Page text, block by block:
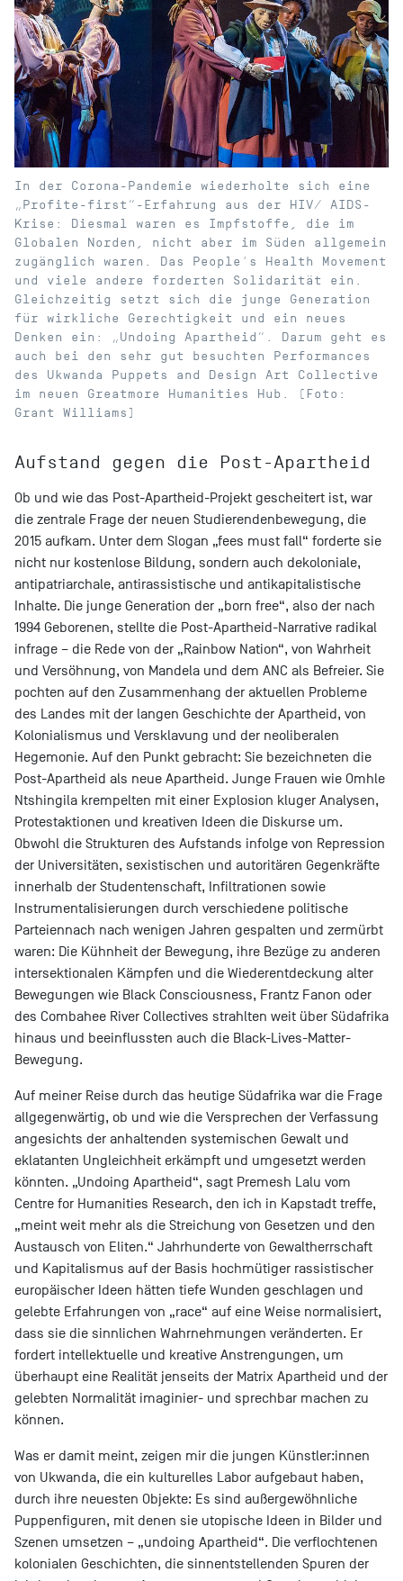
In der Corona-Pandemie wiederholte sich eine
„Profite-first“-Erfahrung aus der HIV/ AIDS-
Krise: Diesmal waren es Impfstoffe, die im
Globalen Norden, nicht aber im Süden allgemein
zugänglich waren. Das People’s Health Movement
und viele andere forderten Solidarität ein.
Gleichzeitig setzt sich die junge Generation
für wirkliche Gerechtigkeit und ein neues
Denken ein: „Undoing Apartheid“. Darum geht es
auch bei den sehr gut besuchten Performances
des Ukwanda Puppets and Design Art Collective
im neuen Greatmore Humanities Hub. (Foto:
Grant Williams)
Aufstand gegen die Post-Apartheid
Ob und wie das Post-Apartheid-Projekt gescheitert ist, war
die zentrale Frage der neuen Studierendenbewegung, die
2015 aufkam. Unter dem Slogan „fees must fall“ forderte sie
nicht nur kostenlose Bildung, sondern auch dekoloniale,
antipatriarchale, antirassistische und antikapitalistische
Inhalte. Die junge Generation der „born free“, also der nach
1994 Geborenen, stellte die Post-Apartheid-Narrative radikal
infrage – die Rede von der „Rainbow Nation“, von Wahrheit
und Versöhnung, von Mandela und dem ANC als Befreier. Sie
pochten auf den Zusammenhang der aktuellen Probleme
des Landes mit der langen Geschichte der Apartheid, von
Kolonialismus und Versklavung und der neoliberalen
Hegemonie. Auf den Punkt gebracht: Sie bezeichneten die
Post-Apartheid als neue Apartheid. Junge Frauen wie Omhle
Ntshingila krempelten mit einer Explosion kluger Analysen,
Protestaktionen und kreativen Ideen die Diskurse um.
Obwohl die Strukturen des Aufstands infolge von Repression
der Universitäten, sexistischen und autoritären Gegenkräfte
innerhalb der Studentenschaft, Infiltrationen sowie
Instrumentalisierungen durch verschiedene politische
Parteiennach nach wenigen Jahren gespalten und zermürbt
waren: Die Kühnheit der Bewegung, ihre Bezüge zu anderen
intersektionalen Kämpfen und die Wiederentdeckung alter
Bewegungen wie Black Consciousness, Frantz Fanon oder
des Combahee River Collectives strahlten weit über Südafrika
hinaus und beeinflussten auch die Black-Lives-Matter-
Bewegung.
Auf meiner Reise durch das heutige Südafrika war die Frage
allgegenwärtig, ob und wie die Versprechen der Verfassung
angesichts der anhaltenden systemischen Gewalt und
eklatanten Ungleichheit erkämpft und umgesetzt werden
könnten. „Undoing Apartheid“, sagt Premesh Lalu vom
Centre for Humanities Research, den ich in Kapstadt treffe,
„meint weit mehr als die Streichung von Gesetzen und den
Austausch von Eliten.“ Jahrhunderte von Gewaltherrschaft
und Kapitalismus auf der Basis hochmütiger rassistischer
europäischer Ideen hätten tiefe Wunden geschlagen und
gelebte Erfahrungen von „race“ auf eine Weise normalisiert,
dass sie die sinnlichen Wahrnehmungen veränderten. Er
fordert intellektuelle und kreative Anstrengungen, um
überhaupt eine Realität jenseits der Matrix Apartheid und der
gelebten Normalität imaginier- und sprechbar machen zu
können.
Was er damit meint, zeigen mir die jungen Künstler:innen
von Ukwanda, die ein kulturelles Labor aufgebaut haben,
durch ihre neuesten Objekte: Es sind außergewöhnliche
Puppenfiguren, mit denen sie utopische Ideen in Bilder und
Szenen umsetzen – „undoing Apartheid“. Die verflochtenen
kolonialen Geschichten, die sinnentstellenden Spuren der